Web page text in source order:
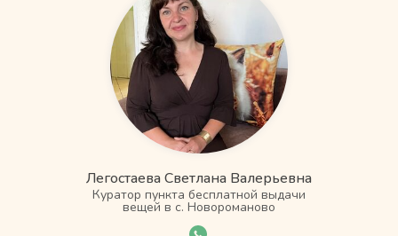
Легостаева Светлана Валерьевна
Куратор пункта бесплатной выдачи
вещей в с. Новороманово